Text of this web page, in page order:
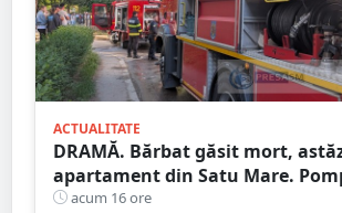
ACTUALITATE
DRAMĂ. Bărbat găsit mort,
apartament din Satu Mare.
spart ușa
acum 16 ore